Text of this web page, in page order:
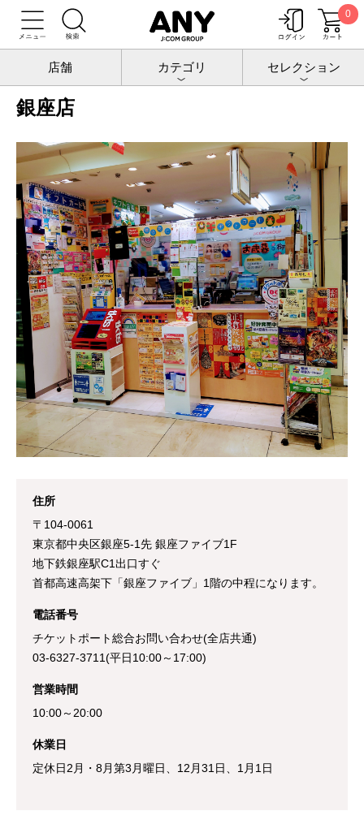
0
店舗 カテゴリ セレクション
トップ 店舗情報 銀座店
銀座店
住所
〒104-0061
東京都中央区銀座5-1先 銀座ファイブ1F
地下鉄銀座駅C1出口すぐ
首都高速高架下「銀座ファイブ」1階の中程になります。
電話番号
チケットポート総合お問い合わせ(全店共通)
03-6327-3711(平日10:00～17:00)
営業時間
10:00～20:00
休業日
定休日2月・8月第3月曜日、12月31日、1月1日